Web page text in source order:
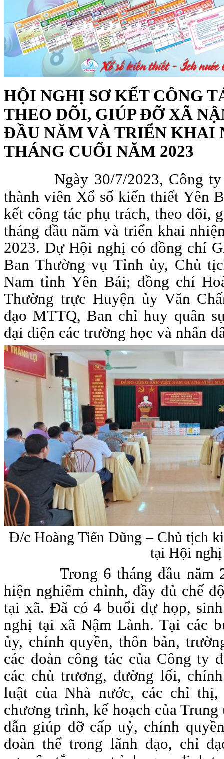
HỘI NGHỊ SƠ KẾT CÔNG
THEO DÕI, GIÚP ĐỠ XÃ
ĐẦU NĂM VÀ TRIỂN KHAI
THÁNG CUỐI NĂM 2023
Ngày 30/7/2023, Công ty
thành viên Xổ số kiến thiết Yên
kết công tác phụ trách, theo dõi,
tháng đầu năm và triển khai
2023. Dự Hội nghị có đồng chí
Ban Thường vụ Tỉnh ủy, Chủ
Nam tỉnh Yên Bái; đồng chí
Thường trực Huyện ủy Văn
đạo MTTQ, Ban chỉ huy quân
đại diện các trường học và nhân
Đ/c Hoàng Tiến Dũng – Chủ tịch
tại Hội nghị
Trong 6 tháng đầu năm
hiện nghiêm chỉnh, đầy đủ chế
tại xã. Đã có 4 buổi dự họp,
nghị tại xã Nậm Lành. Tại các
ủy, chính quyền, thôn bản,
các đoàn công tác của Công ty
các chủ trương, đường lối,
luật của Nhà nước, các chỉ
chương trình, kế hoạch của
dẫn giúp đỡ cấp uỷ, chính
đoàn thể trong lãnh đạo, chỉ